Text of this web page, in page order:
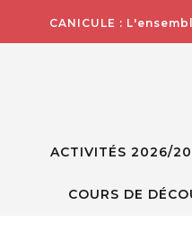
CANICULE :
ACTIVITÉS 2026/
COURS DE